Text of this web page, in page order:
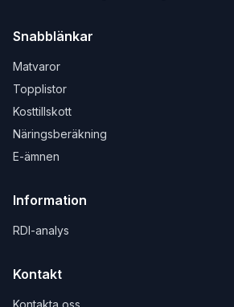
Snabblänkar
Matvaror
Topplistor
Kosttillskott
Näringsberäkning
E-ämnen
Information
RDI-analys
Kontakt
Kontakta oss